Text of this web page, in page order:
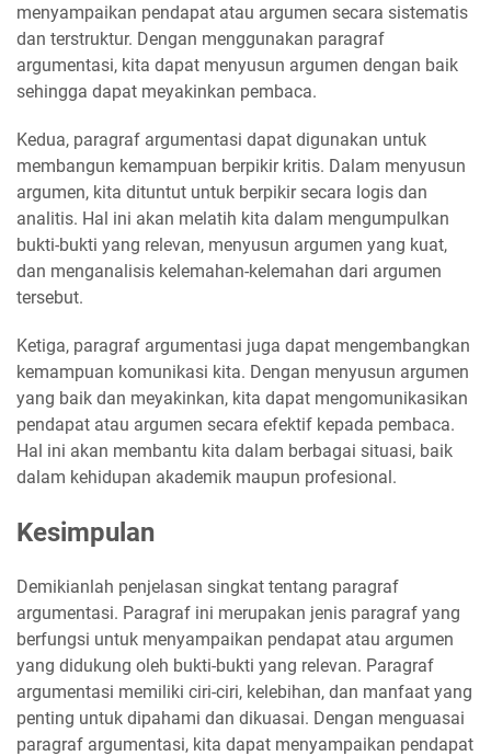
menyampaikan pendapat atau argumen secara sistematis
dan terstruktur. Dengan menggunakan paragraf
argumentasi, kita dapat menyusun argumen dengan baik
sehingga dapat meyakinkan pembaca.
Kedua, paragraf argumentasi dapat digunakan untuk
membangun kemampuan berpikir kritis. Dalam menyusun
argumen, kita dituntut untuk berpikir secara logis dan
analitis. Hal ini akan melatih kita dalam mengumpulkan
bukti-bukti yang relevan, menyusun argumen yang kuat,
dan menganalisis kelemahan-kelemahan dari argumen
tersebut.
Ketiga, paragraf argumentasi juga dapat mengembangkan
kemampuan komunikasi kita. Dengan menyusun argumen
yang baik dan meyakinkan, kita dapat mengomunikasikan
pendapat atau argumen secara efektif kepada pembaca.
Hal ini akan membantu kita dalam berbagai situasi, baik
dalam kehidupan akademik maupun profesional.
Kesimpulan
Demikianlah penjelasan singkat tentang paragraf
argumentasi. Paragraf ini merupakan jenis paragraf yang
berfungsi untuk menyampaikan pendapat atau argumen
yang didukung oleh bukti-bukti yang relevan. Paragraf
argumentasi memiliki ciri-ciri, kelebihan, dan manfaat yang
penting untuk dipahami dan dikuasai. Dengan menguasai
paragraf argumentasi, kita dapat menyampaikan pendapat